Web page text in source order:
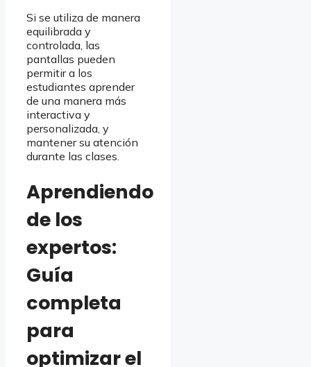
Si se utiliza de manera
equilibrada y
controlada, las
pantallas pueden
permitir a los
estudiantes aprender
de una manera más
interactiva y
personalizada, y
mantener su atención
durante las clases.
Aprendiendo
de los
expertos:
Guía
completa
para
optimizar el